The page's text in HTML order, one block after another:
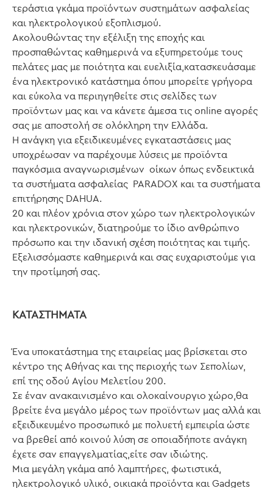
τεράστια γκάμα προϊόντων συστημάτων ασφαλείας
και ηλεκτρολογικού εξοπλισμού.
Ακολουθώντας την εξέλιξη της εποχής και
προσπαθώντας καθημερινά να εξυπηρετούμε τους
πελάτες μας με ποιότητα και ευελιξία,κατασκευάσαμε
ένα ηλεκτρονικό κατάστημα όπου μπορείτε γρήγορα
και εύκολα να περιηγηθείτε στις σελίδες των
προϊόντων μας και να κάνετε άμεσα τις online αγορές
σας με αποστολή σε ολόκληρη την Ελλάδα.
Η ανάγκη για εξειδικευμένες εγκαταστάσεις μας
υποχρέωσαν να παρέχουμε λύσεις με προϊόντα
παγκόσμια αναγνωρισμένων οίκων όπως ενδεικτικά
τα συστήματα ασφαλείας PARADOX και τα συστήματα
επιτήρησης DAHUA.
20 και πλέον χρόνια στον χώρο των ηλεκτρολογικών
και ηλεκτρονικών, διατηρούμε το ίδιο ανθρώπινο
πρόσωπο και την ιδανική σχέση ποιότητας και τιμής.
Εξελισσόμαστε καθημερινά και σας ευχαριστούμε για
την προτίμησή σας.
ΚΑΤΑΣΤΗΜΑΤΑ
Ένα υποκατάστημα της εταιρείας μας βρίσκεται στο
κέντρο της Αθήνας και της περιοχής των Σεπολίων,
επί της οδού Αγίου Μελετίου 200.
Σε έναν ανακαινισμένο και ολοκαίνουργιο χώρο,θα
βρείτε ένα μεγάλο μέρος των προϊόντων μας αλλά και
εξειδικευμένο προσωπικό με πολυετή εμπειρία ώστε
να βρεθεί από κοινού λύση σε οποιαδήποτε ανάγκη
έχετε σαν επαγγελματίας,είτε σαν ιδιώτης.
Μια μεγάλη γκάμα από λαμπτήρες, φωτιστικά,
ηλεκτρολογικό υλικό, οικιακά προϊόντα και Gadgets